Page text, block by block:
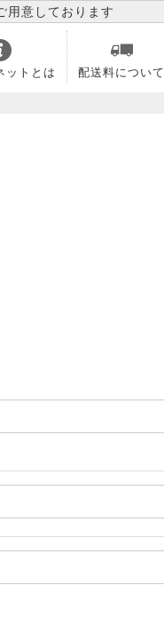
用意しております
ットとは 配送料について